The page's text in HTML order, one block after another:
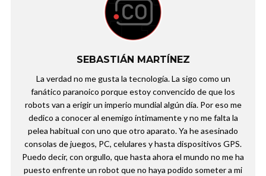
SEBASTIÁN MARTÍNEZ
La verdad no me gusta la tecnología. La sigo como un
fanático paranoico porque estoy convencido de que los
robots van a erigir un imperio mundial algún día. Por eso me
dedico a conocer al enemigo íntimamente y no me falta la
pelea habitual con uno que otro aparato. Ya he asesinado
consolas de juegos, PC, celulares y hasta dispositivos GPS.
Puedo decir, con orgullo, que hasta ahora el mundo no me ha
puesto enfrente un robot que no haya podido someter a mi